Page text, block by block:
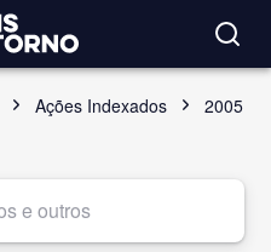
Ações Indexados
2005